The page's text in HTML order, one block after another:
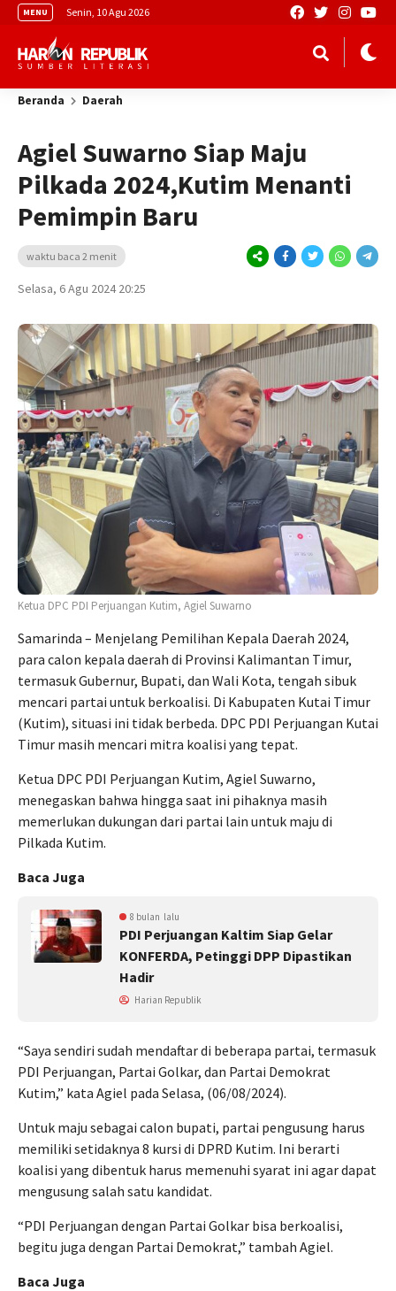
MENU Senin, 10 Agu 2026
Beranda Daerah
Agiel Suwarno Siap Maju
Pilkada 2024,Kutim Menanti
Pemimpin Baru
waktu baca 2 menit
Selasa, 6 Agu 2024 20:25
Ketua DPC PDI Perjuangan Kutim, Agiel Suwarno
Samarinda – Menjelang Pemilihan Kepala Daerah 2024,
para calon kepala daerah di Provinsi Kalimantan Timur,
termasuk Gubernur, Bupati, dan Wali Kota, tengah sibuk
mencari partai untuk berkoalisi. Di Kabupaten Kutai Timur
(Kutim), situasi ini tidak berbeda. DPC PDI Perjuangan Kutai
Timur masih mencari mitra koalisi yang tepat.
Ketua DPC PDI Perjuangan Kutim, Agiel Suwarno,
menegaskan bahwa hingga saat ini pihaknya masih
memerlukan dukungan dari partai lain untuk maju di
Pilkada Kutim.
Baca Juga
8 bulan lalu
PDI Perjuangan Kaltim Siap Gelar
KONFERDA, Petinggi DPP Dipastikan
Hadir
Harian Republik
“Saya sendiri sudah mendaftar di beberapa partai, termasuk
PDI Perjuangan, Partai Golkar, dan Partai Demokrat
Kutim,” kata Agiel pada Selasa, (06/08/2024).
Untuk maju sebagai calon bupati, partai pengusung harus
memiliki setidaknya 8 kursi di DPRD Kutim. Ini berarti
koalisi yang dibentuk harus memenuhi syarat ini agar dapat
mengusung salah satu kandidat.
“PDI Perjuangan dengan Partai Golkar bisa berkoalisi,
begitu juga dengan Partai Demokrat,” tambah Agiel.
Baca Juga